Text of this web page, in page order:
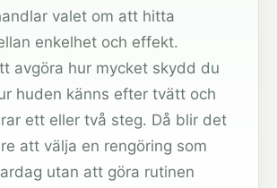
valet om att hitta
enkelhet och effekt.
avgöra hur mycket skydd du
huden känns efter tvätt och
ett eller två steg. Då blir det
att välja en rengöring som
utan att göra rutinen